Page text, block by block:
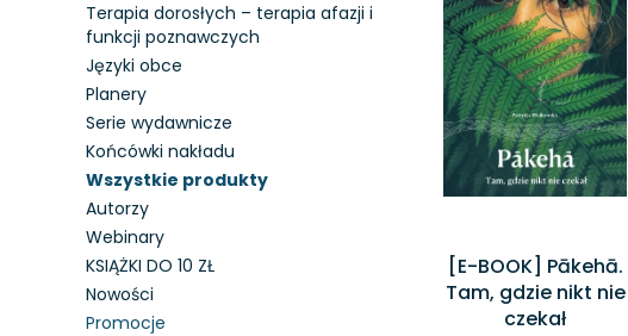
Terapia dorosłych – terapia afazji i
funkcji poznawczych
Języki obce
Planery
Serie wydawnicze
Końcówki nakładu
Wszystkie produkty
Autorzy
Webinary
KSIĄŻKI DO 10 ZŁ
Nowości
Promocje
[E-BOOK] Pākehā.
Tam, gdzie nikt nie
czekał